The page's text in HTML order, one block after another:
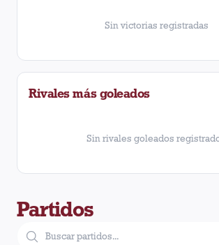
Sin victorias registradas
Rivales más goleados
Sin rivales goleados
Partidos